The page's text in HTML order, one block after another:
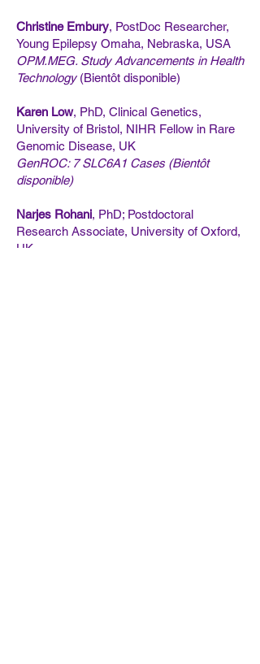
Christine Embury, PostDoc Researcher,
Young Epilepsy Omaha, Nebraska, USA
OPM.MEG. Study Advancements in Health
Technology(Bientôt disponible)
Karen Low, PhD, Clinical Genetics,
University of Bristol, NIHR Fellow in Rare
Genomic Disease, UK
GenROC: 7 SLC6A1 Cases (Bientôt
disponible)
Narjes Rohani, PhD; Postdoctoral
Research Associate, University of Oxford,
UK